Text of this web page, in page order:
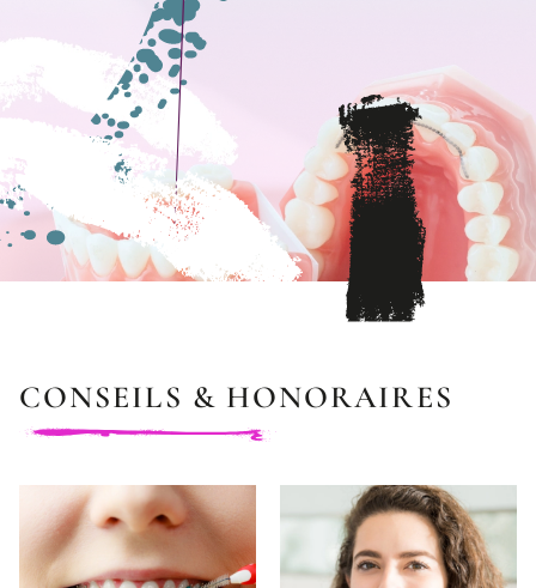
CONSEILS & HONORAIRES